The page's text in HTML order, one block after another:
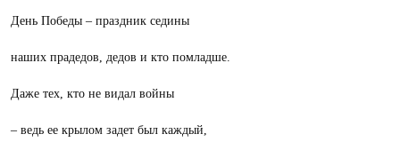
День Победы – праздник седины
наших прадедов, дедов и кто помладше.
Даже тех, кто не видал войны
– ведь ее крылом задет был каждый,